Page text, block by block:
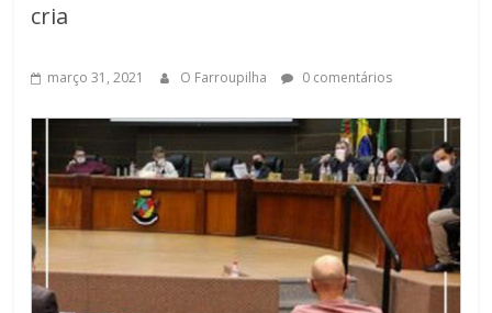
cria
março 31, 2021 O Farroupilha 0 comentários